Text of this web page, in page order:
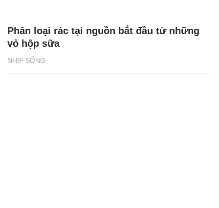
NHỊP SỐNG
Phân loại rác tại nguồn bắt đầu từ những
vỏ hộp sữa